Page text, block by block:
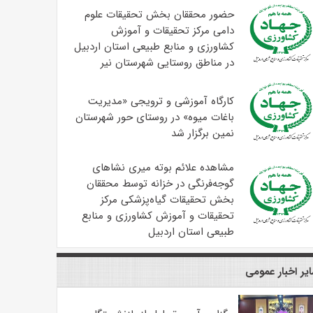
حضور محققان بخش تحقیقات علوم
دامی مرکز تحقیقات و آموزش
کشاورزی و منابع طبیعی استان اردبیل
در مناطق روستایی شهرستان نیر
کارگاه آموزشی و ترویجی «مدیریت
باغات میوه» در روستای حور شهرستان
نمین برگزار شد
مشاهده علائم بوته میری نشاهای
گوجه‌فرنگی در خزانه توسط محققان
بخش تحقیقات گیاه‌پزشکی مرکز
تحقیقات و آموزش کشاورزی و منابع
طبیعی استان اردبیل
اخبار عمومی